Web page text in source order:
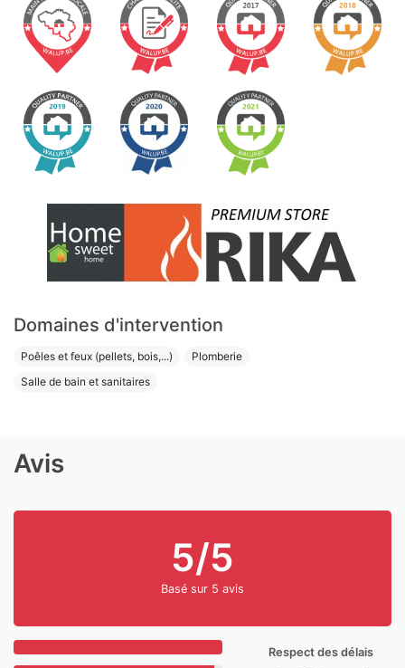
Domaines d'intervention
Poêles et feux (pellets, bois,...)
Plomberie
Salle de bain et sanitaires
Avis
5/5
Basé sur 5 avis
Respect des délais